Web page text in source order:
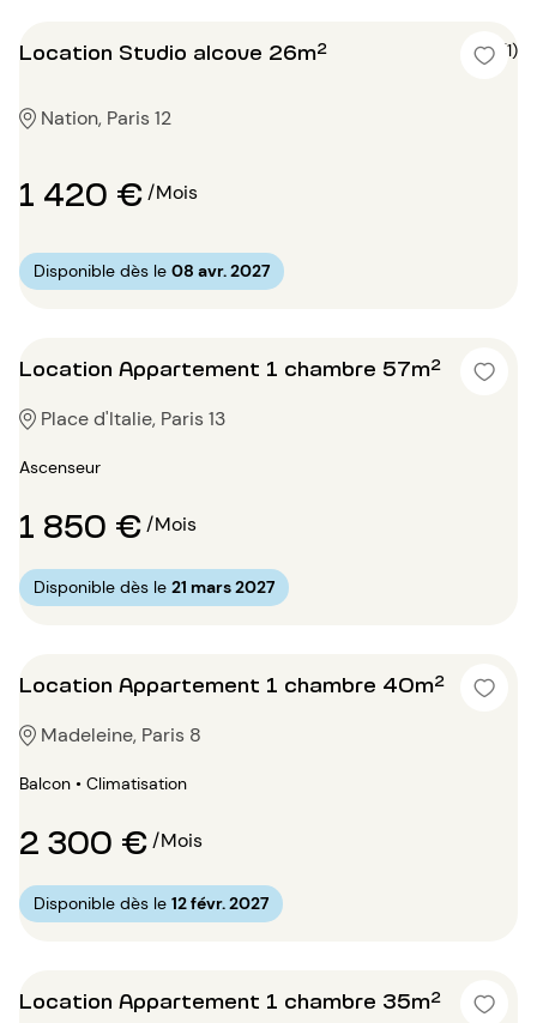
Location Studio alcove 26m² 5 (1)
Nation, Paris 12
1 420 €/Mois
Disponible dès le 08 avr. 2027
Location Appartement 1 chambre 57m²
Place d'Italie, Paris 13
Ascenseur
1 850 €/Mois
Disponible dès le 21 mars 2027
Location Appartement 1 chambre 40m²
Madeleine, Paris 8
Balcon • Climatisation
2 300 €/Mois
Disponible dès le 12 févr. 2027
Location Appartement 1 chambre 35m²